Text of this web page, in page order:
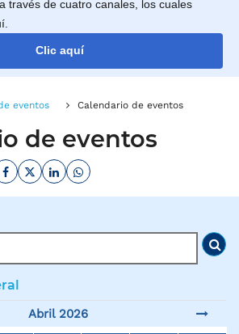
través de cuatro canales, los cuales
Clic aquí
eventos Calendario de eventos
de eventos
Facebook
TwitterLinkedinWhatsapp
Abril 2026